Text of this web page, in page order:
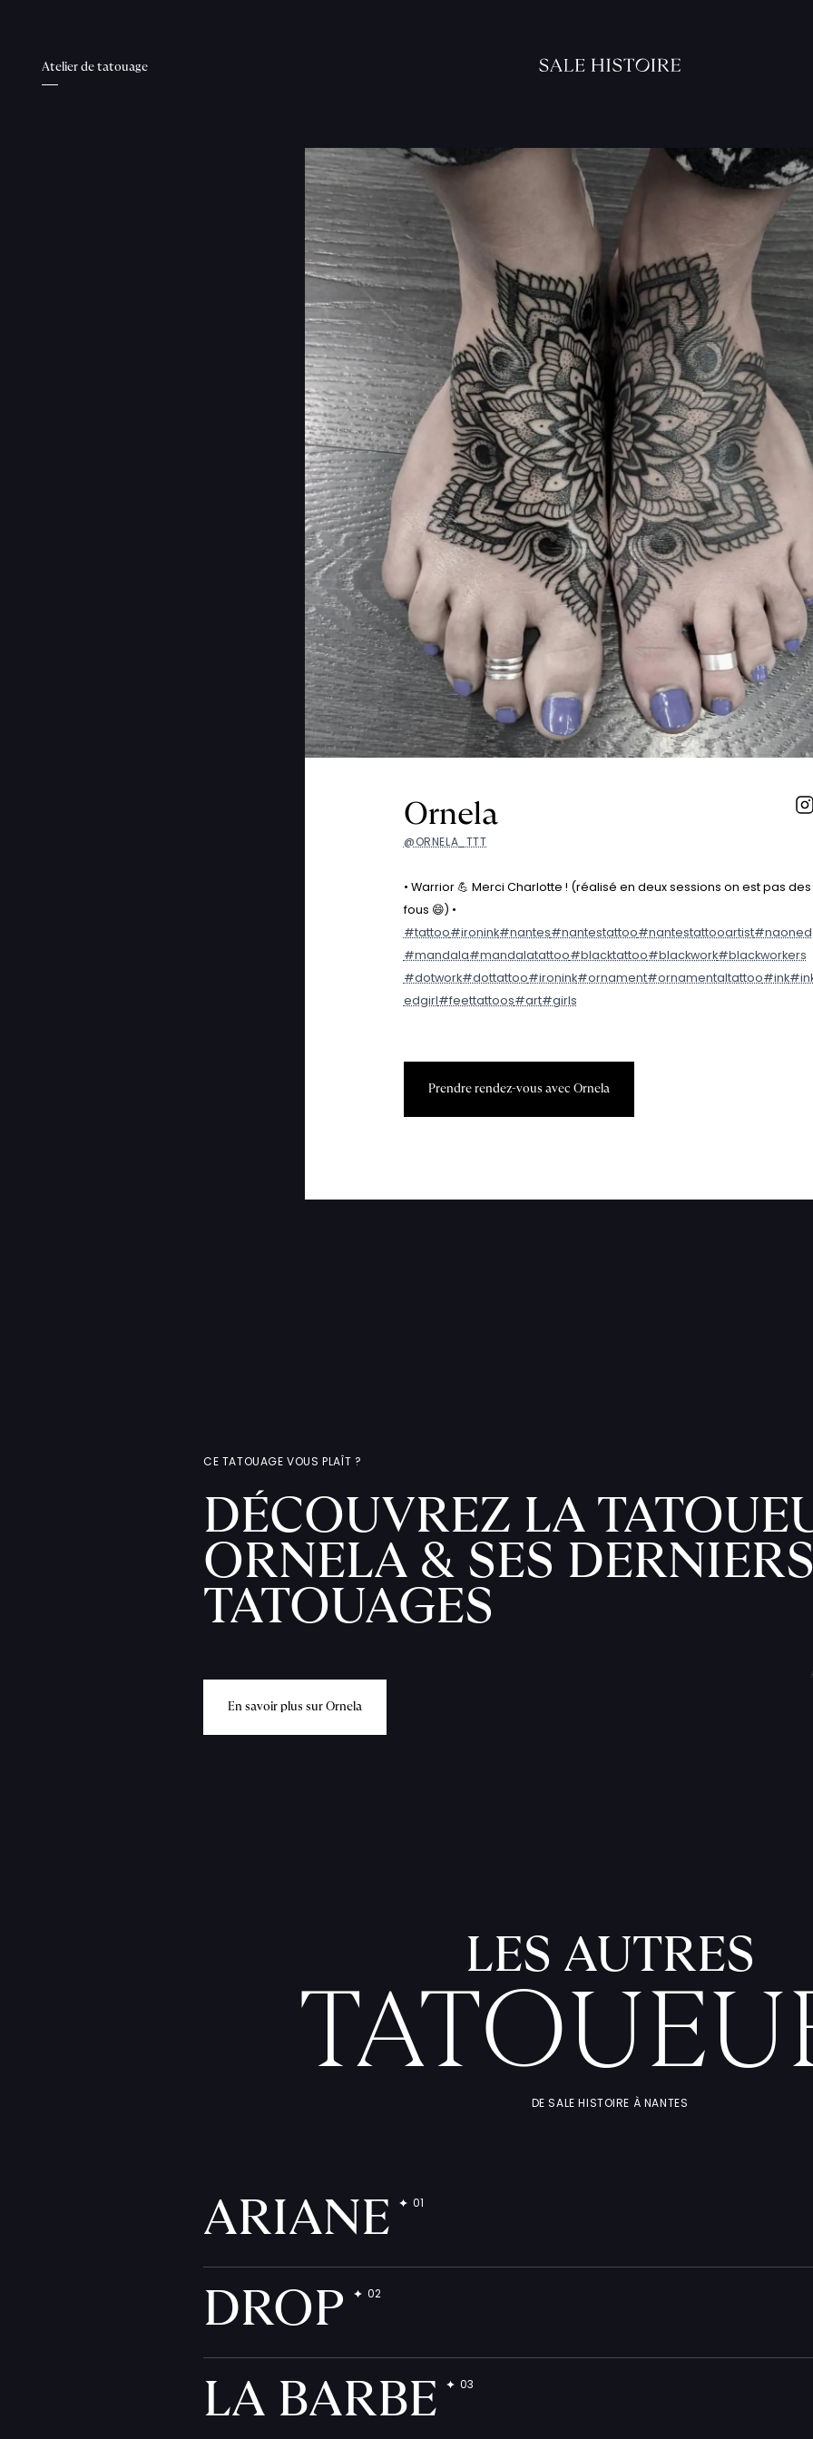
Atelier de tatouage
Ornela
@ORNELA_TTT
• Warrior 💪 Merci Charlotte ! (réalisé en deux sessions on est pas des
fous 😄) •
#tattoo#ironink#nantes#nantestattoo#nantestattooartist#naoned
#mandala#mandalatattoo#blacktattoo#blackwork#blackworkers
#dotwork#dottattoo#ironink#ornament#ornamentaltattoo#ink
edgirl#feettattoos#art#girls
Prendre rendez-vous avec Ornela
CE TATOUAGE VOUS PLAÎT ?
DÉCOUVREZ LA
ORNELA & SES
TATOUAGES
En savoir plus sur Ornela
LES AUTRES
DE SALE HISTOIRE À NANTES
ARIANE
DROP
LA BARBE